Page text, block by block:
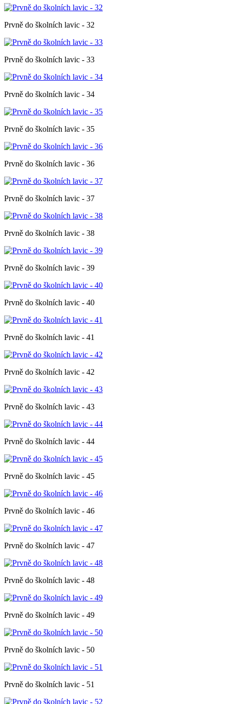
Prvně do školních lavic - 32
Prvně do školních lavic - 33
Prvně do školních lavic - 34
Prvně do školních lavic - 35
Prvně do školních lavic - 36
Prvně do školních lavic - 37
Prvně do školních lavic - 38
Prvně do školních lavic - 39
Prvně do školních lavic - 40
Prvně do školních lavic - 41
Prvně do školních lavic - 42
Prvně do školních lavic - 43
Prvně do školních lavic - 44
Prvně do školních lavic - 45
Prvně do školních lavic - 46
Prvně do školních lavic - 47
Prvně do školních lavic - 48
Prvně do školních lavic - 49
Prvně do školních lavic - 50
Prvně do školních lavic - 51